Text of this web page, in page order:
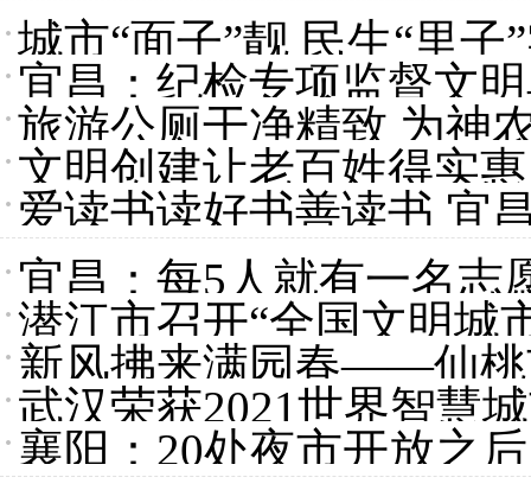
城市“面子”靓 民生“里
宜昌：纪检专项监督文
旅游公厕干净精致 为神
文明创建让老百姓得实
爱读书读好书善读书 宜
宜昌：每5人就有一名志
潜江市召开“全国文明城
新风拂来满园春——仙桃
武汉荣获2021世界智慧
襄阳：20处夜市开放之